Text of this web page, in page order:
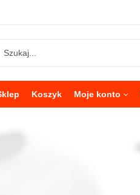
Koszyk Moje konto